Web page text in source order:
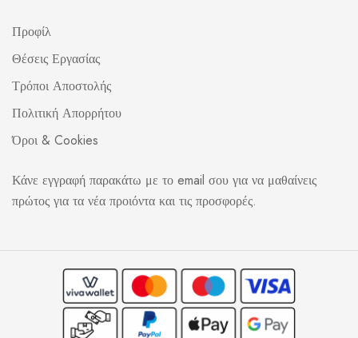
Προφίλ
Θέσεις Εργασίας
Τρόποι Αποστολής
Πολιτική Απορρήτου
Όροι & Cookies
Κάνε εγγραφή παρακάτω με το email σου για να μαθαίνεις
πρώτος για τα νέα προιόντα και τις προσφορές.